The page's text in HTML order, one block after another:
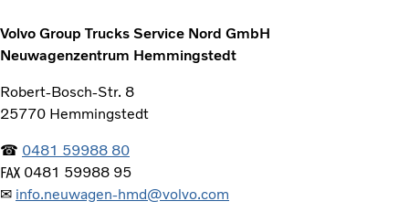
Volvo Group Trucks Service Nord GmbH
Neuwagenzentrum Hemmingstedt
Robert-Bosch-Str. 8
25770 Hemmingstedt
☎ 0481 59988 80
℻ 0481 59988 95
✉ info.neuwagen-hmd@volvo.com